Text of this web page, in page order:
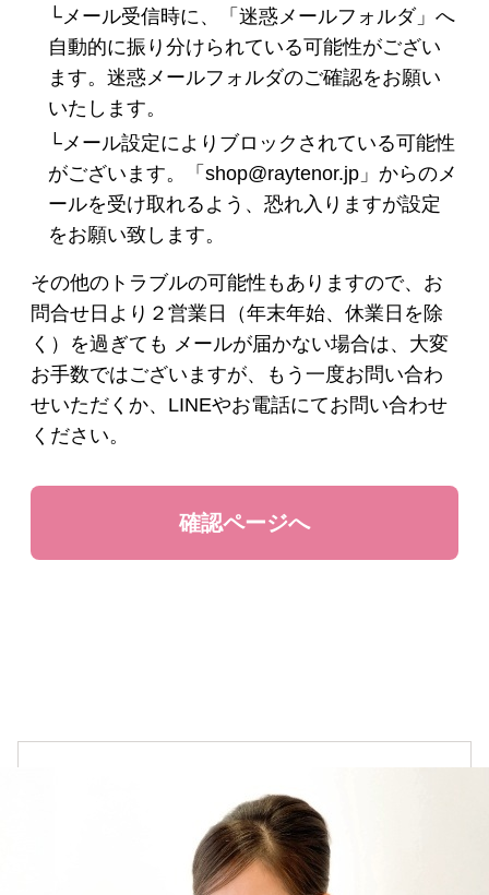
ヘアケア
シャンプー・トリートメント
ヘアカラー
その他ヘアケア用品
メイク
下地・ファンデーション
パウダー
アイメイク
└メール受信時に、「迷惑メールフォルダ」へ
自動的に振り分けられている可能性がござい
ます。迷惑メールフォルダのご確認をお願い
いたします。
└メール設定によりブロックされている可能性
がございます。「shop@raytenor.jp」からのメ
ールを受け取れるよう、恐れ入りますが設定
をお願い致します。
その他のトラブルの可能性もありますので、お
問合せ日より２営業日（年末年始、休業日を除
く）を過ぎても メールが届かない場合は、大変
お手数ではございますが、もう一度お問い合わ
せいただくか、LINEやお電話にてお問い合わせ
ください。